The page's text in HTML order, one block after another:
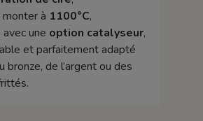
à 1100°C,
une option catalyseur,
et parfaitement adapté
bronze, de l’argent ou des